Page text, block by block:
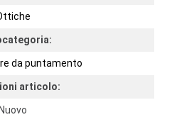
da puntamento
articolo:
Nuovo